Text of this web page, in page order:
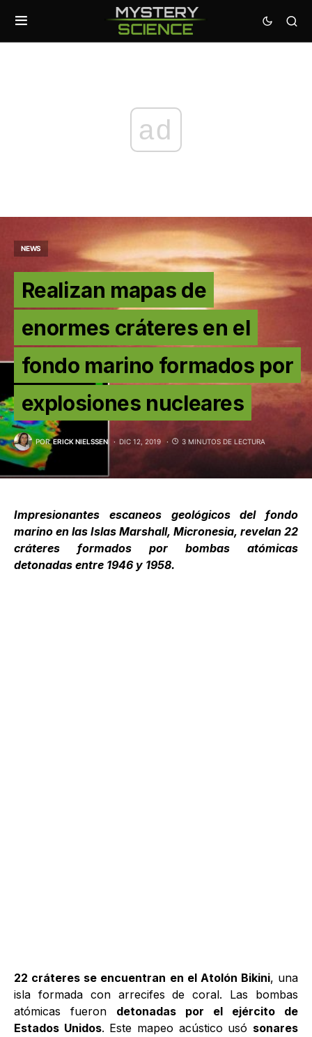
ad
NEWS
Realizan mapas de
enormes cráteres en el
fondo marino formados por
explosiones nucleares
POR ERICK NIELSSEN DIC 12, 2019 3 MINUTOS DE LECTURA
Impresionantes escaneos geológicos del fondo
marino en las Islas Marshall, Micronesia, revelan 22
cráteres formados por bombas atómicas
detonadas entre 1946 y 1958.
22 cráteres se encuentran en el Atolón Bikini, una
isla formada con arrecifes de coral. Las bombas
atómicas fueron detonadas por el ejército de
Estados Unidos. Este mapeo acústico usó sonares